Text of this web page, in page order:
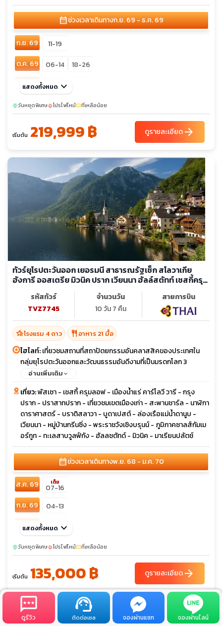
calendar_monthช่วงเวลาเดินทางก.ย. 69 - ธ.ค. 69
ก.ย. 69
11-19
ต.ค. 69
06-14
18-26
พ.ย. 69
01-09
ธ.ค. 69
08-16
แสดงทั้งหมด keyboard_arrow_down
sunnyวันหยุดพิเศษlocal_fire_departmentโปรไฟไหม้confirmation_numberที่เหลือน้อย
เริ่มต้น 219,999 ฿ ดูรายละเอียดarrow_forward
ทัวร์ยุโรปตะวันออก เยอรมนี สาธารณรัฐเช็ก สโลวาเกีย
ฮังการี ออสเตรีย มิวนิค ปราก เวียนนา ฮัลล์สตัทท์ เชสกี้ครุ
มลอฟ ล่องเรือดานูบ
รหัสทัวร์
TVZ7745
จำนวนวัน
10 วัน 7 คืน
สายการบิน
hotel_classโรงแรม 4 ดาว restaurant อาหาร 21 มื้อ
ไฮไลท์:เที่ยวชมสถานที่สถาปัตยกรรมอันคลาสสิคของประเทศใน
กลุ่มยุโรปตะวันออกและวัฒนธรรมอันดีงามที่เป็นมรดกโลก 3
Cultural CIty World Heritage SIte เชสกี้ ครุมลอฟ คาร์โลวี วารี
ปราสาทแห่งกรุงปร๊ากและสะพานชาร์ล อาหารท้องถิ่น!! เป็ดโบฮีเมียน
กูลาชซุป ฮอยริเก้
อ่านเพิ่มเติม
เที่ยว:พัสเซา - เชสกี้ ครุมลอฟ - เมืองน้ำแร่ คาร์โลวี วารี - กรุง
ปราก - ปราสาทปราก - เที่ยวชมเขตเมืองเก่า - สะพานชาร์ล - นาฬิกา
ดาราศาสตร์ - บราติสลาวา - บูดาเปสต์ - ล่องเรือแม่น้ำดานูบ -
เวียนนา - หมู่บ้านกรีนซิ่ง - พระราชวังเชิงบรุนน์ - ภูมิภาคซาลส์กัมเม
อร์กูท - ทะเลสาบวูลฟ์กัง - ฮัลลชตัทด์ - มิวนิค - มาเรียนปลัตช์
calendar_monthช่วงเวลาเดินทางพ.ย. 68 - ม.ค. 70
ส.ค. 69 เต็ม
07-16
ก.ย. 69
04-13
ต.ค. 69
16-25
พ.ย. 69 20-29
ธ.ค. 69
04-13 18-27 25-03
แสดงทั้งหมด keyboard_arrow_down
sunnyวันหยุดพิเศษlocal_fire_departmentโปรไฟไหม้confirmation_numberที่เหลือน้อย
เริ่มต้น 135,000 ฿ ดูรายละเอียดarrow_forward
ดูรีวิว ติดต่อเซล จองผ่านแชท จองผ่านไลน์